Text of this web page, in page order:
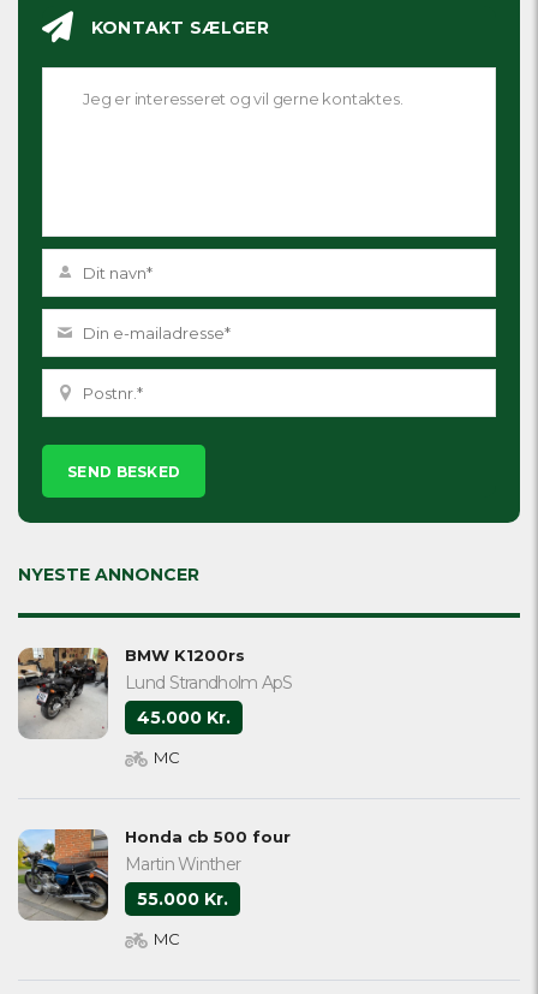
KONTAKT SÆLGER
Please
leave
empty.
NYESTE ANNONCER
BMW K1200rs
Lund Strandholm ApS
45.000 Kr.
MC
Honda cb 500 four
Martin Winther
55.000 Kr.
MC